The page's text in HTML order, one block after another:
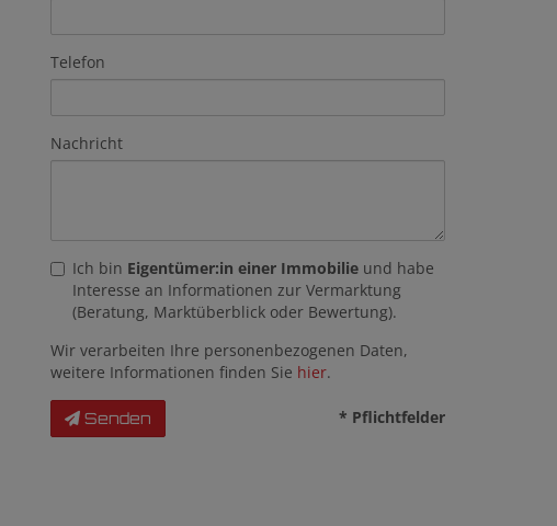
Telefon
Nachricht
Ich bin Eigentümer:in einer Immobilie und habe
Interesse an Informationen zur Vermarktung
(Beratung, Marktüberblick oder Bewertung).
Wir verarbeiten Ihre personenbezogenen Daten,
weitere Informationen finden Sie hier.
Senden * Pflichtfelder